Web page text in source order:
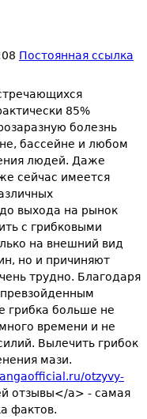
Постоянная ссылка
85%
болезнь
бассейне и любом
людей. Даже
сейчас имеется
выхода на рынок
с грибковыми
на внешний вид
но и причиняют
трудно. Благодаря
грибка больше не
времени и не
Вылечить грибок
мази.
otzyvy-
отзывы</a> - самая
фактов.